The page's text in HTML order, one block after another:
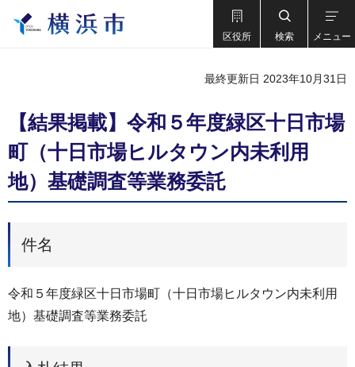
区役所 検索 メニュー
最終更新日 2023年10月31日
【結果掲載】令和５年度緑区十日市場
町（十日市場ヒルタウン内未利用
地）基礎調査等業務委託
件名
令和５年度緑区十日市場町（十日市場ヒルタウン内未利用
地）基礎調査等業務委託